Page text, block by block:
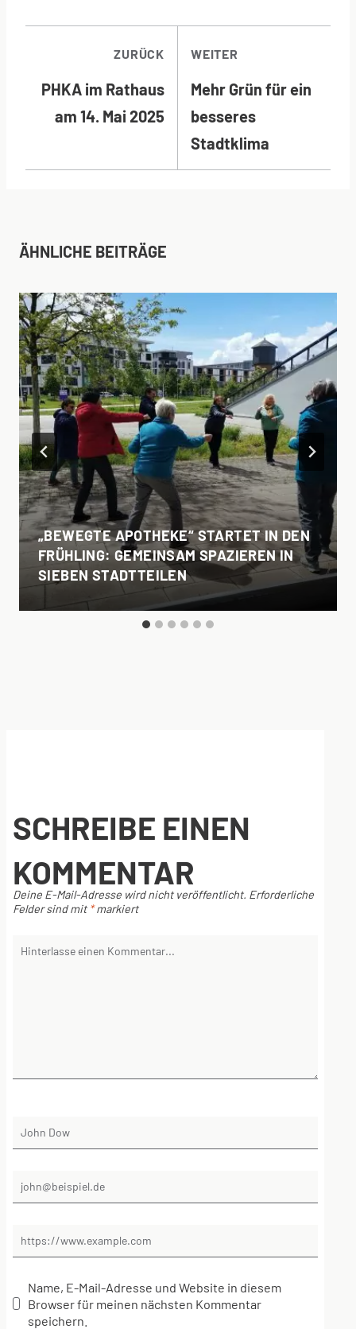
ZURÜCK
PHKA im Rathaus
am 14. Mai 2025
WEITER
Mehr Grün für ein
besseres
Stadtklima
ÄHNLICHE BEITRÄGE
„BEWEGTE APOTHEKE“ STARTET IN DEN
FRÜHLING: GEMEINSAM SPAZIEREN IN
SIEBEN STADTTEILEN
SCHREIBE EINEN
KOMMENTAR
Deine E-Mail-Adresse wird nicht veröffentlicht. Erforderliche
Felder sind mit *markiert
Name, E-Mail-Adresse und Website in diesem
Browser für meinen nächsten Kommentar
speichern.